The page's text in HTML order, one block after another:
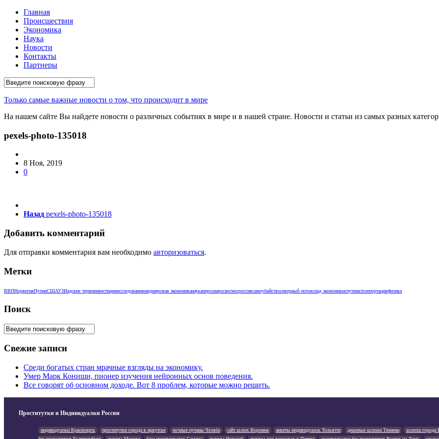
Главная
Происшествия
Экономика
Наука
Новости
Контакты
Партнеры
Только самые важные новости о том, что происходит в мире
На нашем сайте Вы найдете новости о различных событиях в мире и в нашей стране. Новости и статьи из самых разных
pexels-photo-135018
8 Ноя, 2019
0
Назад pexels-photo-135018
Добавить комментарий
Для отправки комментария вам необходимо авторизоваться.
Метки
ВВПНорвегияПутинСШАУЗИадские червиинвестицииисследованиямидмировая экономиканаукаперсонароскосмосроссиясамоубийствосеверный потокспад экономикиспутниктелепортацияфизика
Поиск
Свежие записи
Среди богатых стран мрачные взгляды на экономику.
Умер Марк Кониши, пионер изучения нейронных основ поведения.
Все говорят об основном доходе. Вот 8 проблем, которые можно решить.
Проститутки и Индивидуалки России
индивидуалки Красноярск проститутки города в иркутске ночные путаны Челяба сайт шлюх Воронеж анкеты индивидуалок Тольятти дешевые шлюхи Тюмени
шлюхи города